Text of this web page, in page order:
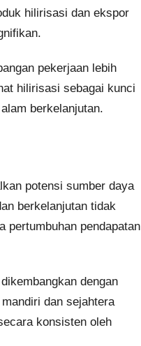
hilirisasi dan ekspor
pekerjaan lebih
hilirisasi sebagai kunci
berkelanjutan.
potensi sumber daya
berkelanjutan tidak
pertumbuhan pendapatan
dengan
dan sejahtera
konsisten oleh